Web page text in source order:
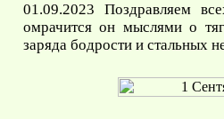
01.09.2023 Поздравляем
омрачится он мыслями о
заряда бодрости и стальных